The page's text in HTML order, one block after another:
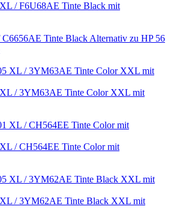
/ F6U68AE Tinte Black mit
Alternativ zu HP 56
/ 3YM63AE Tinte Color XXL mit
/ CH564EE Tinte Color mit
/ 3YM62AE Tinte Black XXL mit